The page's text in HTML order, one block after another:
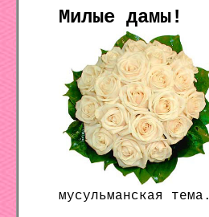
Милые дамы!
мусульманская тема.